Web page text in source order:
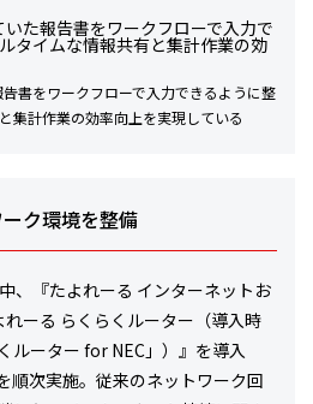
書をワークフローで入力できるように整
集計作業の効率向上を実現している
ク環境を整備
、『たよれーる インターネットお
ーる らくらくルーター（導入時
ルーター for NEC」）』を導入
順次実施。従来のネットワーク回